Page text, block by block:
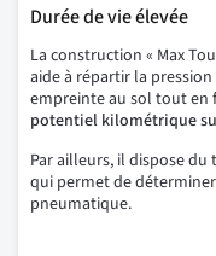
Durée de vie élevée
La construction « Max
aide à répartir la
empreinte au sol tout en
potentiel kilométrique
Par ailleurs, il dispose du
qui permet de
pneumatique.